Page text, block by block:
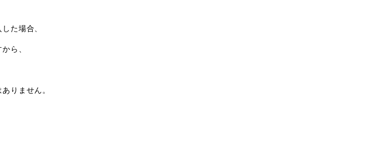
た場合、
ら、
りません。